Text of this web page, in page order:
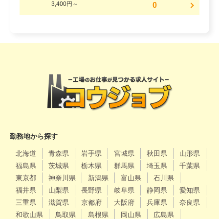
3,400円～ 0
勤務地から探す
北海道 青森県 岩手県 宮城県 秋田県
山形県
福島県
茨城県 栃木県 群馬県 埼玉県
千葉県
東京都
神奈川県 新潟県 富山県
石川県
福井県
山梨県 長野県 岐阜県 静岡県
愛知県
三重県
滋賀県 京都府 大阪府 兵庫県
奈良県
和歌山県
鳥取県 島根県 岡山県
広島県